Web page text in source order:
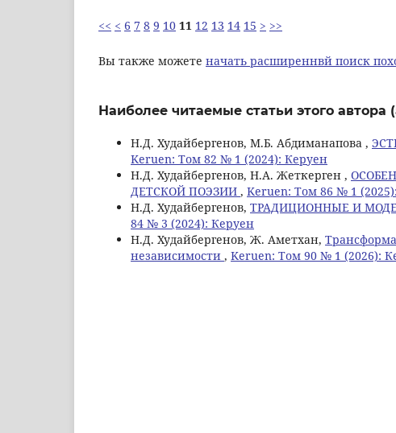
<< < 6 7 8 9 10 11 12 13 14 15 > >>
Вы также можете начать расширеннвй поиск
Наиболее читаемые статьи этого автора
Н.Д. Худайбергенов, М.Б. Абдиманапова ,
Keruen: Том 82 № 1 (2024): Керуен
Н.Д. Худайбергенов, Н.А. Жеткерген ,
ДЕТСКОЙ ПОЭЗИИ , Keruen: Том 86 № 1
Н.Д. Худайбергенов, ТРАДИЦИОННЫЕ И
84 № 3 (2024): Керуен
Н.Д. Худайбергенов, Ж. Аметхан,
независимости , Keruen: Том 90 № 1 (2026):